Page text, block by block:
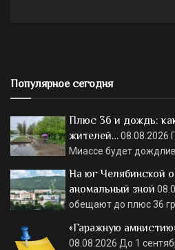
Популярное сегодня
Плюс 36 и дождь:
жителей…08.08.2026
Миассе будет
На юг Челябинской
аномальный зной
обещают до плюс 36
«Гаражную
08.08.2026 До 1